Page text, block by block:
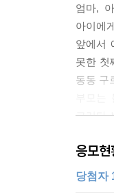
엄마,
아이에
앞에서
못한 첫
동동 구
그러다
사랑받
응모현
당첨자